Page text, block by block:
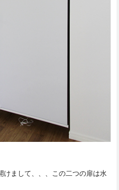
けまして、、、この二つの扉は水